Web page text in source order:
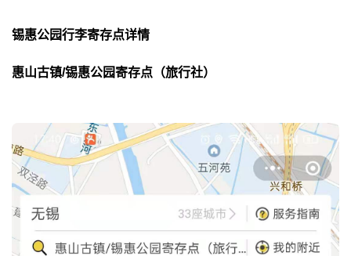
锡惠公园行李寄存点详情
惠山古镇/锡惠公园寄存点（旅行社）